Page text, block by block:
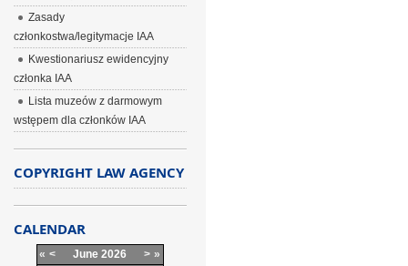
Zasady
członkostwa/legitymacje IAA
Kwestionariusz ewidencyjny
członka IAA
Lista muzeów z darmowym
wstępem dla członków IAA
COPYRIGHT LAW AGENCY
CALENDAR
« < June 2026 > »